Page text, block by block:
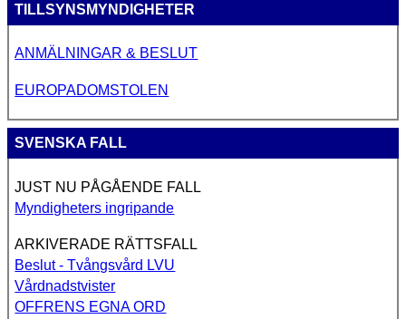
TILLSYNSMYNDIGHETER
ANMÄLNINGAR & BESLUT
EUROPADOMSTOLEN
SVENSKA FALL
JUST NU PÅGÅENDE FALL
Myndigheters ingripande
ARKIVERADE RÄTTSFALL
Beslut - Tvångsvård LVU
Vårdnadstvister
OFFRENS EGNA ORD